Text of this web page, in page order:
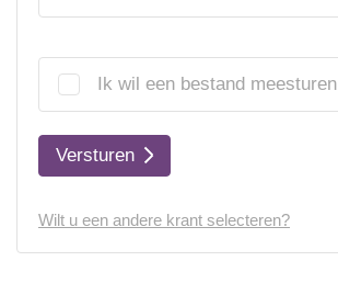
Ik wil een bestand meesturen
Versturen
Wilt u een andere krant selecteren?